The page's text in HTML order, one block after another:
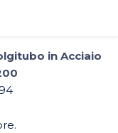
in Acciaio